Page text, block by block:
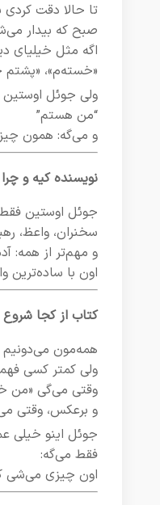
تا حالا دقت
صبح که بیدار
اگه مثل خیلیای
«خسته‌م»، «پشتم
ولی جوئل
“من هستم”
و می‌گه: همون
نویسنده کیه و
جوئل اوستین
سخنران، واعظ،
و مهم‌تر از همه:
اون با ساده‌ترین
کتاب از کجا
همه‌مون می‌دونیم
ولی کمتر کسی
وقتی می‌گی «من
و برعکس، وقتی
جوئل اینو خیلی
فقط می‌گه:
اون چیزی می‌شی